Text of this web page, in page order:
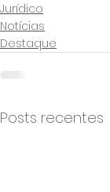
Jurídico
Notícias
Destaque
Posts recentes